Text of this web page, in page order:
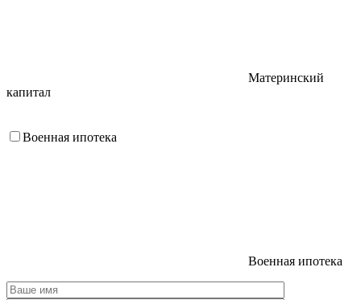
Материнский
капитал
Военная ипотека
Военная ипотека